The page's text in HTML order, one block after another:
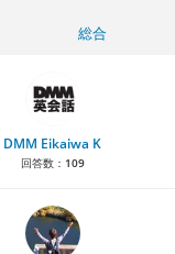
総合
DMM Eikaiwa K
回答数： 109